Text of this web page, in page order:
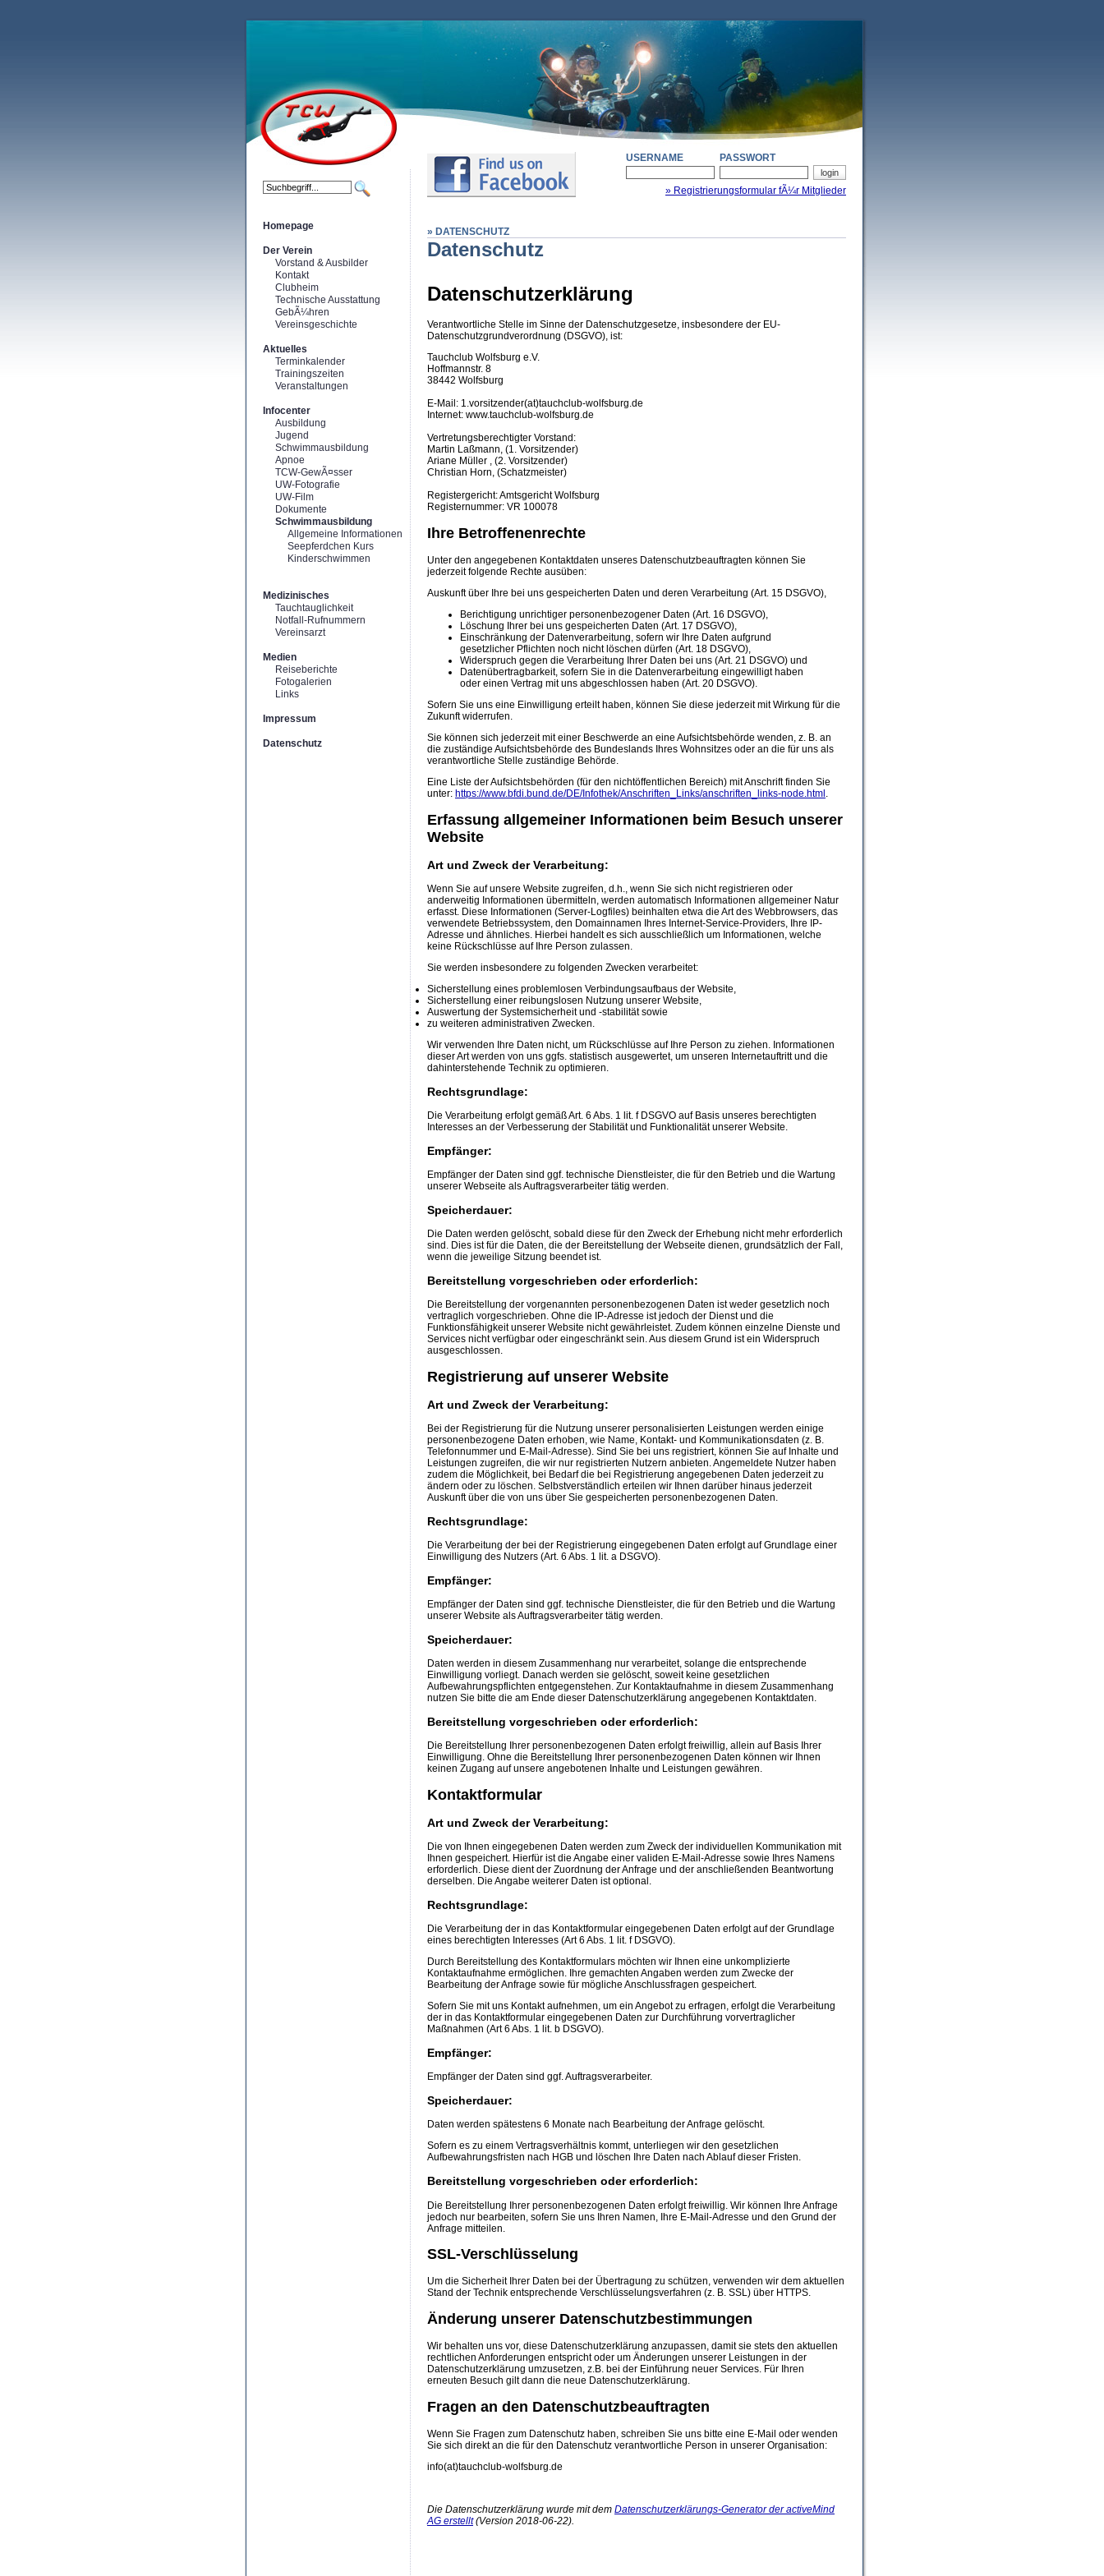
Homepage
Der Verein
Vorstand & Ausbilder
Kontakt
Clubheim
Technische Ausstattung
GebÃ¼hren
Vereinsgeschichte
Aktuelles
Terminkalender
Trainingszeiten
Veranstaltungen
Infocenter
Ausbildung
Jugend
Schwimmausbildung
Apnoe
TCW-GewÃ¤sser
UW-Fotografie
UW-Film
Dokumente
Schwimmausbildung
Allgemeine Informationen
Seepferdchen Kurs
Kinderschwimmen
Medizinisches
Tauchtauglichkeit
Notfall-Rufnummern
Vereinsarzt
Medien
Reiseberichte
Fotogalerien
Links
Impressum
Datenschutz
USERNAME PASSWORT
» Registrierungsformular fÃ¼r Mitglieder
» DATENSCHUTZ
Datenschutz
Datenschutzerklärung
Verantwortliche Stelle im Sinne der Datenschutzgesetze, insbesondere der EU-
Datenschutzgrundverordnung (DSGVO), ist:
Tauchclub Wolfsburg e.V.
Hoffmannstr. 8
38442 Wolfsburg
E-Mail: 1.vorsitzender(at)tauchclub-wolfsburg.de
Internet: www.tauchclub-wolfsburg.de
Vertretungsberechtigter Vorstand:
Martin Laßmann, (1. Vorsitzender)
Ariane Müller , (2. Vorsitzender)
Christian Horn, (Schatzmeister)
Registergericht: Amtsgericht Wolfsburg
Registernummer: VR 100078
Ihre Betroffenenrechte
Unter den angegebenen Kontaktdaten unseres Datenschutzbeauftragten können Sie
jederzeit folgende Rechte ausüben:
Auskunft über Ihre bei uns gespeicherten Daten und deren Verarbeitung (Art. 15 DSGVO),
Berichtigung unrichtiger personenbezogener Daten (Art. 16 DSGVO),
Löschung Ihrer bei uns gespeicherten Daten (Art. 17 DSGVO),
Einschränkung der Datenverarbeitung, sofern wir Ihre Daten aufgrund
gesetzlicher Pflichten noch nicht löschen dürfen (Art. 18 DSGVO),
Widerspruch gegen die Verarbeitung Ihrer Daten bei uns (Art. 21 DSGVO) und
Datenübertragbarkeit, sofern Sie in die Datenverarbeitung eingewilligt haben
oder einen Vertrag mit uns abgeschlossen haben (Art. 20 DSGVO).
Sofern Sie uns eine Einwilligung erteilt haben, können Sie diese jederzeit mit Wirkung für die
Zukunft widerrufen.
Sie können sich jederzeit mit einer Beschwerde an eine Aufsichtsbehörde wenden, z. B. an
die zuständige Aufsichtsbehörde des Bundeslands Ihres Wohnsitzes oder an die für uns als
verantwortliche Stelle zuständige Behörde.
Eine Liste der Aufsichtsbehörden (für den nichtöffentlichen Bereich) mit Anschrift finden Sie
unter: https://www.bfdi.bund.de/DE/Infothek/Anschriften_Links/anschriften_links-node.html .
Erfassung allgemeiner Informationen beim Besuch unserer
Website
Art und Zweck der Verarbeitung:
Wenn Sie auf unsere Website zugreifen, d.h., wenn Sie sich nicht registrieren oder
anderweitig Informationen übermitteln, werden automatisch Informationen allgemeiner Natur
erfasst. Diese Informationen (Server-Logfiles) beinhalten etwa die Art des Webbrowsers, das
verwendete Betriebssystem, den Domainnamen Ihres Internet-Service-Providers, Ihre IP-
Adresse und ähnliches. Hierbei handelt es sich ausschließlich um Informationen, welche
keine Rückschlüsse auf Ihre Person zulassen.
Sie werden insbesondere zu folgenden Zwecken verarbeitet:
Sicherstellung eines problemlosen Verbindungsaufbaus der Website,
Sicherstellung einer reibungslosen Nutzung unserer Website,
Auswertung der Systemsicherheit und -stabilität sowie
zu weiteren administrativen Zwecken.
Wir verwenden Ihre Daten nicht, um Rückschlüsse auf Ihre Person zu ziehen. Informationen
dieser Art werden von uns ggfs. statistisch ausgewertet, um unseren Internetauftritt und die
dahinterstehende Technik zu optimieren.
Rechtsgrundlage:
Die Verarbeitung erfolgt gemäß Art. 6 Abs. 1 lit. f DSGVO auf Basis unseres berechtigten
Interesses an der Verbesserung der Stabilität und Funktionalität unserer Website.
Empfänger:
Empfänger der Daten sind ggf. technische Dienstleister, die für den Betrieb und die Wartung
unserer Webseite als Auftragsverarbeiter tätig werden.
Speicherdauer:
Die Daten werden gelöscht, sobald diese für den Zweck der Erhebung nicht mehr erforderlich
sind. Dies ist für die Daten, die der Bereitstellung der Webseite dienen, grundsätzlich der Fall,
wenn die jeweilige Sitzung beendet ist.
Bereitstellung vorgeschrieben oder erforderlich:
Die Bereitstellung der vorgenannten personenbezogenen Daten ist weder gesetzlich noch
vertraglich vorgeschrieben. Ohne die IP-Adresse ist jedoch der Dienst und die
Funktionsfähigkeit unserer Website nicht gewährleistet. Zudem können einzelne Dienste und
Services nicht verfügbar oder eingeschränkt sein. Aus diesem Grund ist ein Widerspruch
ausgeschlossen.
Registrierung auf unserer Website
Art und Zweck der Verarbeitung:
Bei der Registrierung für die Nutzung unserer personalisierten Leistungen werden einige
personenbezogene Daten erhoben, wie Name, Kontakt- und Kommunikationsdaten (z. B.
Telefonnummer und E-Mail-Adresse). Sind Sie bei uns registriert, können Sie auf Inhalte und
Leistungen zugreifen, die wir nur registrierten Nutzern anbieten. Angemeldete Nutzer haben
zudem die Möglichkeit, bei Bedarf die bei Registrierung angegebenen Daten jederzeit zu
ändern oder zu löschen. Selbstverständlich erteilen wir Ihnen darüber hinaus jederzeit
Auskunft über die von uns über Sie gespeicherten personenbezogenen Daten.
Rechtsgrundlage:
Die Verarbeitung der bei der Registrierung eingegebenen Daten erfolgt auf Grundlage einer
Einwilligung des Nutzers (Art. 6 Abs. 1 lit. a DSGVO).
Empfänger:
Empfänger der Daten sind ggf. technische Dienstleister, die für den Betrieb und die Wartung
unserer Website als Auftragsverarbeiter tätig werden.
Speicherdauer:
Daten werden in diesem Zusammenhang nur verarbeitet, solange die entsprechende
Einwilligung vorliegt. Danach werden sie gelöscht, soweit keine gesetzlichen
Aufbewahrungspflichten entgegenstehen. Zur Kontaktaufnahme in diesem Zusammenhang
nutzen Sie bitte die am Ende dieser Datenschutzerklärung angegebenen Kontaktdaten.
Bereitstellung vorgeschrieben oder erforderlich:
Die Bereitstellung Ihrer personenbezogenen Daten erfolgt freiwillig, allein auf Basis Ihrer
Einwilligung. Ohne die Bereitstellung Ihrer personenbezogenen Daten können wir Ihnen
keinen Zugang auf unsere angebotenen Inhalte und Leistungen gewähren.
Kontaktformular
Art und Zweck der Verarbeitung:
Die von Ihnen eingegebenen Daten werden zum Zweck der individuellen Kommunikation mit
Ihnen gespeichert. Hierfür ist die Angabe einer validen E-Mail-Adresse sowie Ihres Namens
erforderlich. Diese dient der Zuordnung der Anfrage und der anschließenden Beantwortung
derselben. Die Angabe weiterer Daten ist optional.
Rechtsgrundlage:
Die Verarbeitung der in das Kontaktformular eingegebenen Daten erfolgt auf der Grundlage
eines berechtigten Interesses (Art 6 Abs. 1 lit. f DSGVO).
Durch Bereitstellung des Kontaktformulars möchten wir Ihnen eine unkomplizierte
Kontaktaufnahme ermöglichen. Ihre gemachten Angaben werden zum Zwecke der
Bearbeitung der Anfrage sowie für mögliche Anschlussfragen gespeichert.
Sofern Sie mit uns Kontakt aufnehmen, um ein Angebot zu erfragen, erfolgt die Verarbeitung
der in das Kontaktformular eingegebenen Daten zur Durchführung vorvertraglicher
Maßnahmen (Art 6 Abs. 1 lit. b DSGVO).
Empfänger:
Empfänger der Daten sind ggf. Auftragsverarbeiter.
Speicherdauer:
Daten werden spätestens 6 Monate nach Bearbeitung der Anfrage gelöscht.
Sofern es zu einem Vertragsverhältnis kommt, unterliegen wir den gesetzlichen
Aufbewahrungsfristen nach HGB und löschen Ihre Daten nach Ablauf dieser Fristen.
Bereitstellung vorgeschrieben oder erforderlich:
Die Bereitstellung Ihrer personenbezogenen Daten erfolgt freiwillig. Wir können Ihre Anfrage
jedoch nur bearbeiten, sofern Sie uns Ihren Namen, Ihre E-Mail-Adresse und den Grund der
Anfrage mitteilen.
SSL-Verschlüsselung
Um die Sicherheit Ihrer Daten bei der Übertragung zu schützen, verwenden wir dem aktuellen
Stand der Technik entsprechende Verschlüsselungsverfahren (z. B. SSL) über HTTPS.
Änderung unserer Datenschutzbestimmungen
Wir behalten uns vor, diese Datenschutzerklärung anzupassen, damit sie stets den aktuellen
rechtlichen Anforderungen entspricht oder um Änderungen unserer Leistungen in der
Datenschutzerklärung umzusetzen, z.B. bei der Einführung neuer Services. Für Ihren
erneuten Besuch gilt dann die neue Datenschutzerklärung.
Fragen an den Datenschutzbeauftragten
Wenn Sie Fragen zum Datenschutz haben, schreiben Sie uns bitte eine E-Mail oder wenden
Sie sich direkt an die für den Datenschutz verantwortliche Person in unserer Organisation:
info(at)tauchclub-wolfsburg.de
Die Datenschutzerklärung wurde mit dem Datenschutzerklärungs-Generator der activeMind
AG erstellt(Version 2018-06-22).